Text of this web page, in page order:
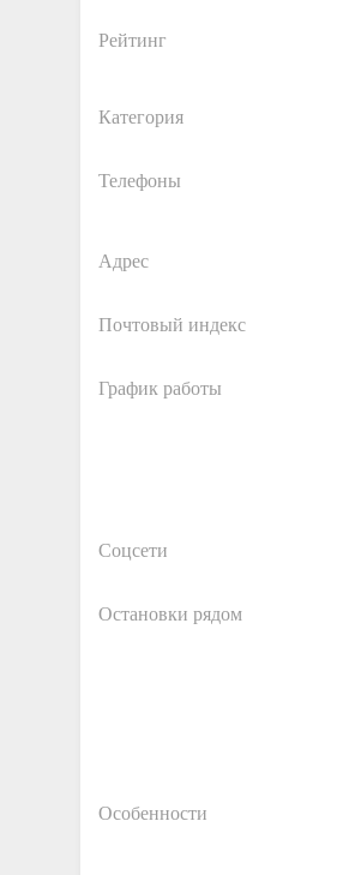
Рейтинг
Категория
Телефоны
Адрес
Почтовый индекс
График работы
Соцсети
Остановки рядом
Особенности